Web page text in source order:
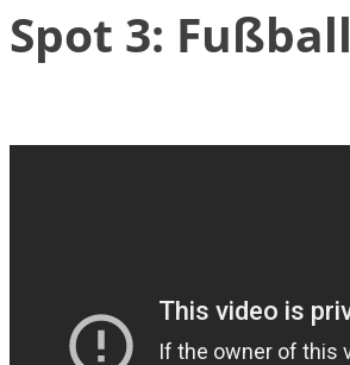
Spot 3: Fußball